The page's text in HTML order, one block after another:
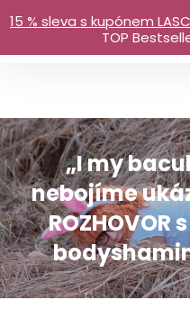
„I my
nebojíme
ROZHOVOR
15 % sleva s kupónem
TOP